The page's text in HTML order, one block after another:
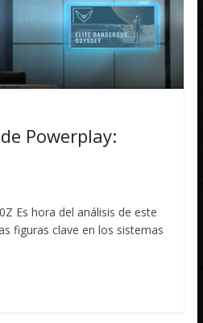
Powerplay:
Es hora del análisis de este
figuras clave en los sistemas